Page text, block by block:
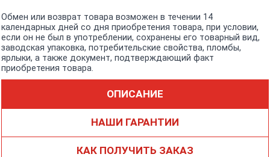
Обмен или возврат товара возможен в течении 14
календарных дней со дня приобретения товара, при условии,
если он не был в употреблении, сохранены его товарный вид,
заводская упаковка, потребительские свойства, пломбы,
ярлыки, а также документ, подтверждающий факт
приобретения товара.
ОПИСАНИЕ
НАШИ ГАРАНТИИ
КАК ПОЛУЧИТЬ ЗАКАЗ